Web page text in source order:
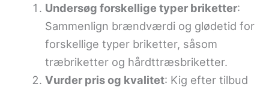
Undersøg forskellige typer briketter:
Sammenlign brændværdi og glødetid for
forskellige typer briketter, såsom
træbriketter og hårdttræsbriketter.
Vurder pris og kvalitet: Kig efter tilbud